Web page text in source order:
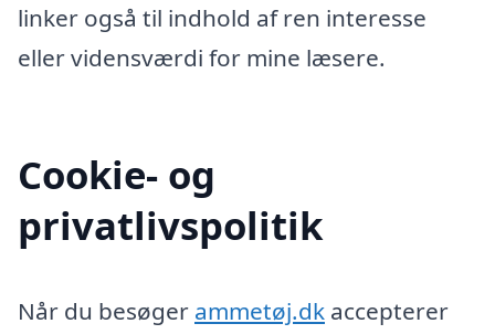
linker også til indhold af ren interesse
eller vidensværdi for mine læsere.
Cookie- og
privatlivspolitik
Når du besøger ammetøj.dk accepterer